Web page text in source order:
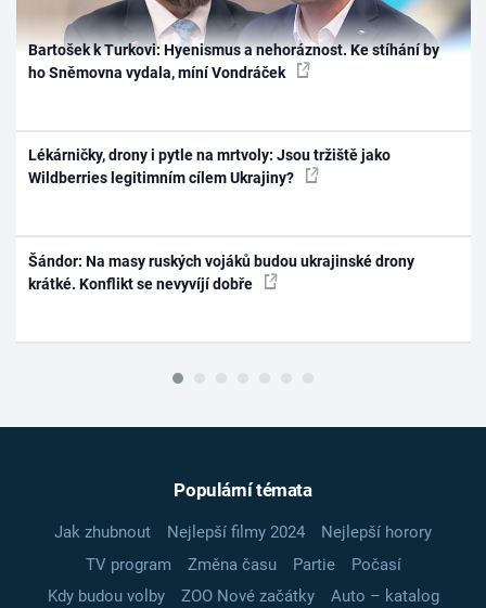
Bartošek k Turkovi: Hyenismus a nehoráznost. Ke stíhání by
ho Sněmovna vydala, míní Vondráček
Lékárničky, drony i pytle na mrtvoly: Jsou tržiště jako
Wildberries legitimním cílem Ukrajiny?
Šándor: Na masy ruských vojáků budou ukrajinské drony
krátké. Konflikt se nevyvíjí dobře
Populární témata
Jak zhubnout Nejlepší filmy 2024
Nejlepší horory
TV program
Změna času Partie
Počasí
Kdy budou volby
ZOO Nové začátky
Auto – katalog